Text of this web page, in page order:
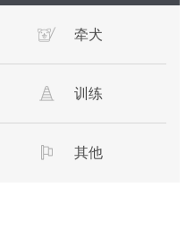
牵犬
训练
其他